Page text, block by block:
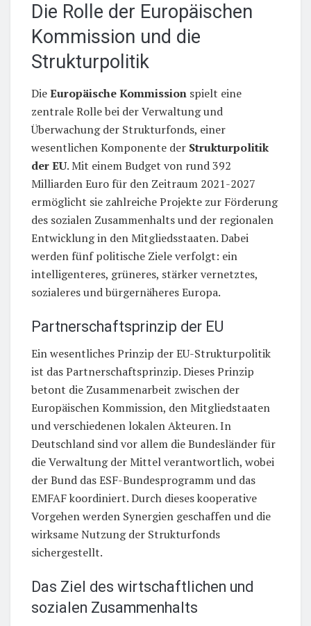
Die Rolle der Europäischen
Kommission und die
Strukturpolitik
DieEuropäische Kommission spielt eine
zentrale Rolle bei der Verwaltung und
Überwachung der Strukturfonds, einer
wesentlichen Komponente der Strukturpolitik
der EU. Mit einem Budget von rund 392
Milliarden Euro für den Zeitraum 2021-2027
ermöglicht sie zahlreiche Projekte zur Förderung
des sozialen Zusammenhalts und der regionalen
Entwicklung in den Mitgliedsstaaten. Dabei
werden fünf politische Ziele verfolgt: ein
intelligenteres, grüneres, stärker vernetztes,
sozialeres und bürgernäheres Europa.
Partnerschaftsprinzip der EU
Ein wesentliches Prinzip der EU-Strukturpolitik
ist das Partnerschaftsprinzip. Dieses Prinzip
betont die Zusammenarbeit zwischen der
Europäischen Kommission, den Mitgliedstaaten
und verschiedenen lokalen Akteuren. In
Deutschland sind vor allem die Bundesländer für
die Verwaltung der Mittel verantwortlich, wobei
der Bund das ESF-Bundesprogramm und das
EMFAF koordiniert. Durch dieses kooperative
Vorgehen werden Synergien geschaffen und die
wirksame Nutzung der Strukturfonds
sichergestellt.
Das Ziel des wirtschaftlichen und
sozialen Zusammenhalts